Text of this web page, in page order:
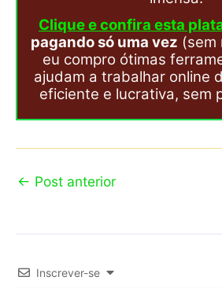
Clique e confira esta
pagando só uma vez (sem
eu compro ótimas
ajudam a trabalhar online
eficiente e lucrativa, sem
← Post anterior
Inscrever-se